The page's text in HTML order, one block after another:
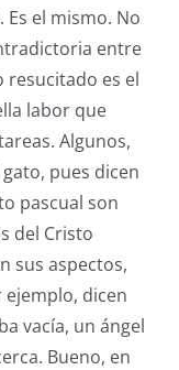
el mismo. No
entre
resucitado es el
labor que
Algunos,
pues dicen
pascual son
del Cristo
sus aspectos,
dicen
vacía, un ángel
Bueno, en